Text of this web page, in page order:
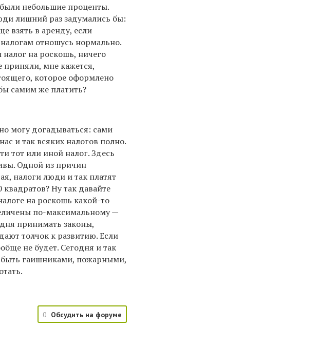
небольшие проценты.
лишний раз задумались бы:
взять в аренду, если
отношусь нормально.
налог на роскошь, ничего
приняли, мне кажется,
которое оформлено
самим же платить?
могу догадываться: сами
и так всяких налогов полно.
тот или иной налог. Здесь
Одной из причин
налоги люди и так платят
Ну так давайте
на роскошь какой-то
по-максимальному —
принимать законы,
толчок к развитию. Если
не будет. Сегодня и так
быть гаишниками, пожарными,
0 Обсудить на форуме